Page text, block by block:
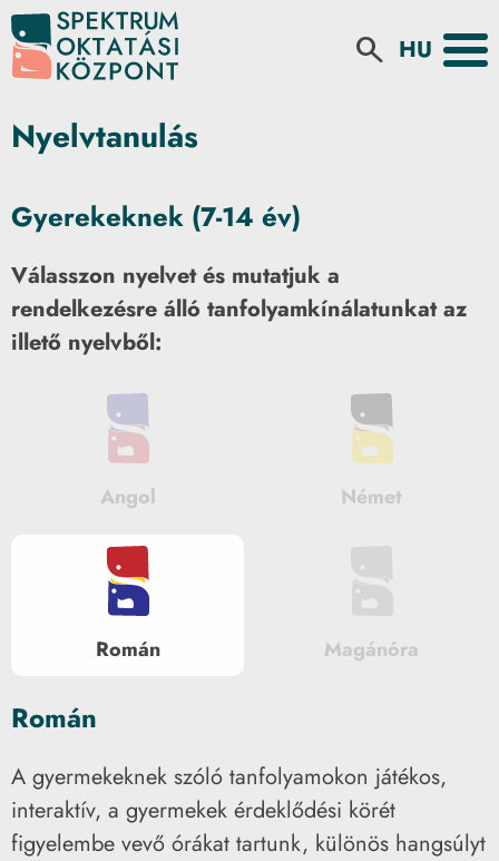
search Select your
Nyelvtanulás
Gyerekeknek (7-14 év)
Válasszon nyelvet és mutatjuk a
rendelkezésre álló tanfolyamkínálatunkat az
illető nyelvből:
Angol Német
Román Magánóra
Román
A gyermekeknek szóló tanfolyamokon játékos,
interaktív, a gyermekek érdeklődési körét
figyelembe vevő órákat tartunk, különös hangsúlyt